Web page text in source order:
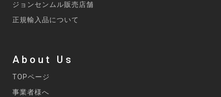
ジョンセンムル販売店舗
正規輸入品について
About Us
TOPページ
事業者様へ